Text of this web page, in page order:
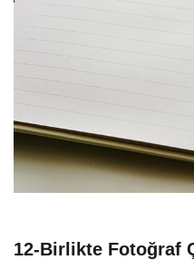
12-Birlikte Fotoğraf